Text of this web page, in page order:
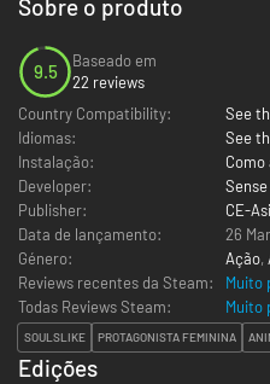
Sobre o produto
9.5
Baseado em
22 reviews
Country Compatibility:
See
Idiomas:
See
Instalação:
Developer:
Publisher:
CE-
Data de lançamento:
26
Género:
Ação,
Reviews recentes da Steam:
Muito
Todas Reviews Steam:
Muito
SOULSLIKE PROTAGONISTA FEMININA
Edições